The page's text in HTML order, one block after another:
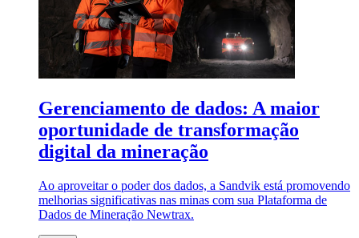
Gerenciamento de dados: A maior
oportunidade de transformação
digital da mineração
Ao aproveitar o poder dos dados, a Sandvik está promovendo
melhorias significativas nas minas com sua Plataforma de
Dados de Mineração Newtrax.